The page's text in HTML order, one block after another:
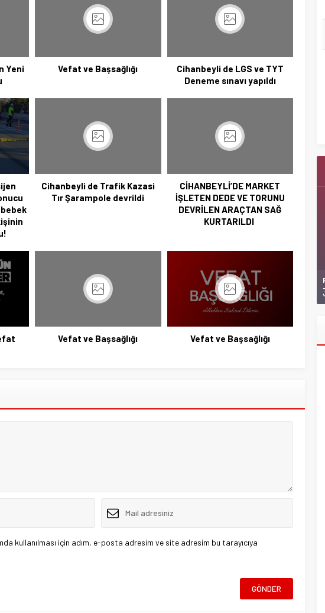
Yeni
Vefat ve Başsağlığı
Cihanbeyli de LGS ve TYT
Deneme sınavı yapıldı
Cihanbeyli de Trafik Kazasi
Tır Şarampole devrildi
CİHANBEYLİ’DE MARKET
İŞLETEN DEDE VE TORUNU
DEVRİLEN ARAÇTAN SAĞ
KURTARILDI
Vefat ve Başsağlığı Vefat ve Başsağlığı
kullanılması için adım, e-posta adresim ve site adresim bu tarayıcıya